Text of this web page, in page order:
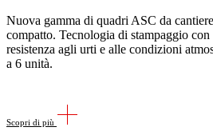
Nuova gamma di quadri ASC da
compatto. Tecnologia di stampaggio
resistenza agli urti e alle condizioni
a 6 unità.
Scopri di più